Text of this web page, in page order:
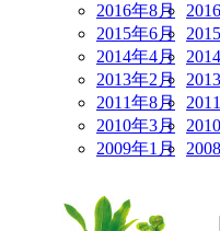
2016年8月
2015年6月
2014年4月
2013年2月
2011年8月
2010年3月
2009年1月